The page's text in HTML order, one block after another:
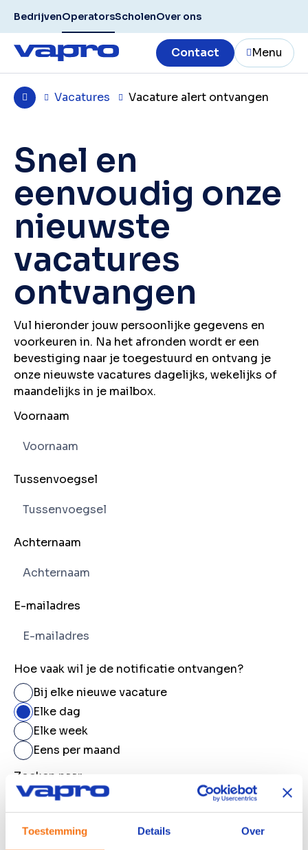
Toestemming Details Over
BedrijvenOperatorsScholenOver ons
Contact Menu
Vacatures Vacature alert ontvangen
Snel en
eenvoudig onze
nieuwste
vacatures
ontvangen
Vul hieronder jouw persoonlijke gegevens en
voorkeuren in. Na het afronden wordt er een
bevestiging naar je toegestuurd en ontvang je
onze nieuwste vacatures dagelijks, wekelijks of
maandelijks in je mailbox.
Voornaam
Tussenvoegsel
Achternaam
E-mailadres
Hoe vaak wil je de notificatie ontvangen?
Bij elke nieuwe vacature
Elke dag
Elke week
Eens per maand
Zoeken naar
In de buurt van